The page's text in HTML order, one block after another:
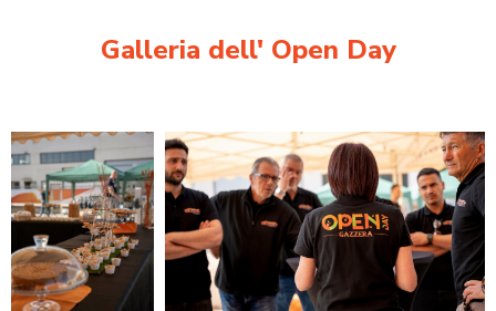
Galleria dell' Open Day